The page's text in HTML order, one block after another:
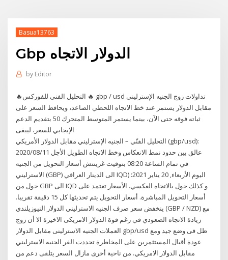
Basua13763
Gbp الدولار الاتجاه
by Editor
🔥التحليل الفني للفوركس 🔥 gbp / usd تداولات زوج الجنيه الإسترليني
مقابل الدولار يستمر عند خط الاتجاه اللحظي الصاعد، ويحافظ السعر على
ثباته فوقه حتى الآن، بينما يستمر المتوسط المتحرك 50 بتقديم الدعم
الإيجابي للسعر، ليبقى
التحليل الفنّي – الجنيه الإسترليني مقابل الدولار الأمريكي (gbp/usd):
عالق بين حدود نمط الانعكاس وخط الاتجاه الطويل الأجل ‏2020/08/11
في تمام الساعة 08:20 بتوقيت غرينتش أسعار التحويل من الجنيه
الاسترليني (GBP) الى الدينار العراقي IQD) اليوم الأربعاء, 20 يناير 2021:
حول من GBP الى IQD و كذلك حول بالاتجاه العكسي. الأسعار تعتمد على
أسعار التحويل المباشرة. أسعار التحويل يتم تحديثها كل 15 دقيقة تقريبا.
ينخفض سعر صرف الجنيه الاسترليني الدولار النيوزيلندي (GBP / NZD) مع
زيادة الاتجاه الصعودي في رغم قوة الدولار الامريكى الاخيرة الا أن زوج
العملات الجنيه الاسترلينى مقابل الدولار gbp/usd ظل فى وضع جيد ومع
عودة أقبال المستثمرين على المخاطرة تجددت الفر الجنيه الاسترليني
مقابل الدولار الامريكي. من ناحية أخرى مازال السعر يتلقى دعم من